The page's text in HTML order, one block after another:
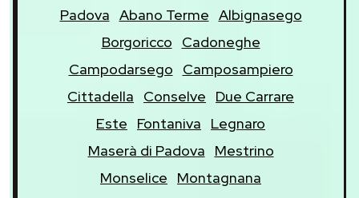
Padova Abano Terme Albignasego
Borgoricco
Cadoneghe
Campodarsego
Camposampiero
Cittadella
Conselve
Due Carrare
Este
Fontaniva
Legnaro
Maserà di Padova
Mestrino
Monselice
Montagnana